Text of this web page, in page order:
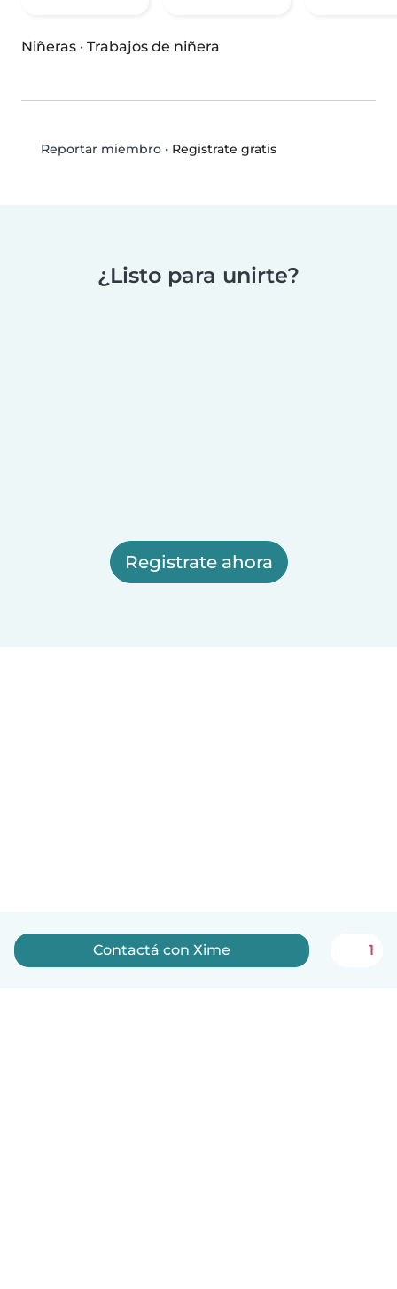
Niñeras · Trabajos de niñera
Reportar miembro• Registrate gratis
¿Listo para unirte?
Registrate ahora
Contactá con Xime 1